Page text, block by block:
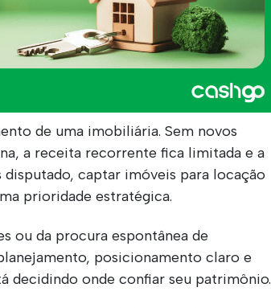
de uma imobiliária. Sem novos
a receita recorrente fica limitada e a
captar imóveis para locação
prioridade estratégica.
ou da procura espontânea de
posicionamento claro e
decidindo onde confiar seu patrimônio.